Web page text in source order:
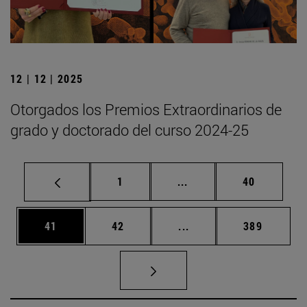
12 | 12 | 2025
Otorgados los Premios Extraordinarios de
grado y doctorado del curso 2024-25
Página
1 ... Páginas intermedias
Página
40
Página
41 Página
42 ... Páginas intermedias
Página
389